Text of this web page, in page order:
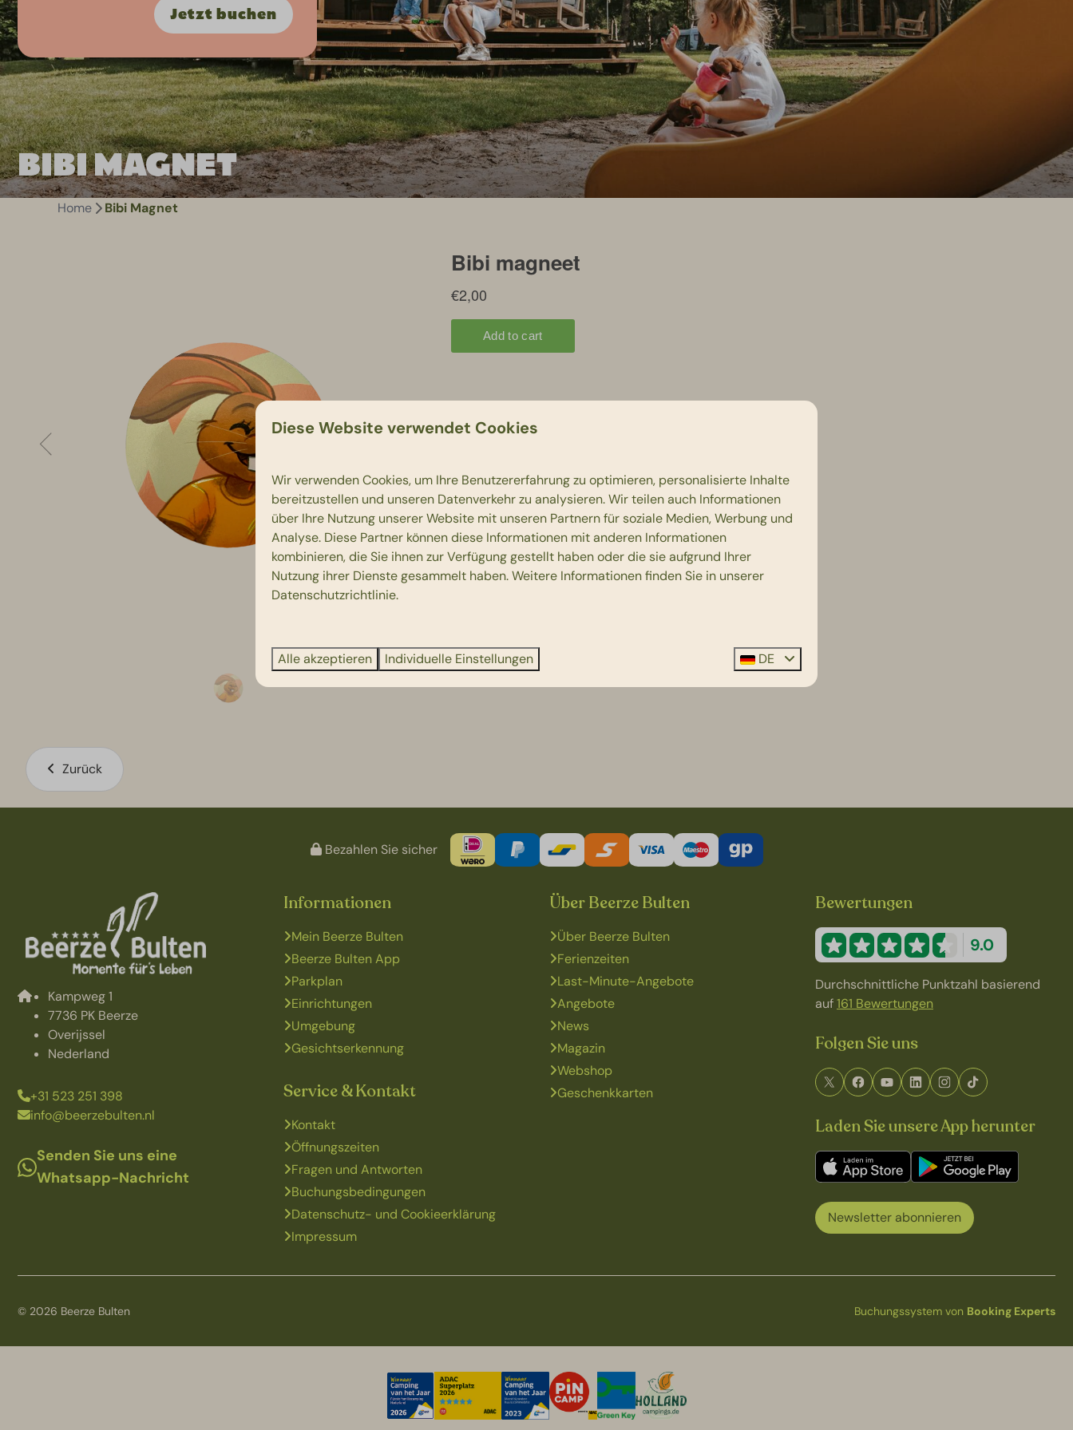
Reservieren
Jetzt buchen
BIBI MAGNET
Home Bibi Magnet
Zurück
Bezahlen Sie sicher
Kampweg 1
7736 PK Beerze
Overijssel
Nederland
+31 523 251 398
info@beerzebulten.nl
Senden Sie uns eine
Whatsapp-Nachricht
Informationen
Mein Beerze Bulten
Beerze Bulten App
Parkplan
Einrichtungen
Umgebung
Gesichtserkennung
Service & Kontakt
Kontakt
Öffnungszeiten
Fragen und Antworten
Buchungsbedingungen
Datenschutz- und Cookieerklärung
Impressum
Über Beerze Bulten
Über Beerze Bulten
Ferienzeiten
Last-Minute-Angebote
Angebote
News
Magazin
Webshop
Geschenkkarten
Bewertungen
9.0
Durchschnittliche Punktzahl basierend
auf161 Bewertungen
Folgen Sie uns
Laden Sie unsere App herunter
Newsletter abonnieren
© 2026 Beerze Bulten Buchungssystem von Booking Experts
Diese Website verwendet Cookies
Wir verwenden Cookies, um Ihre Benutzererfahrung zu optimieren, personalisierte Inhalte
bereitzustellen und unseren Datenverkehr zu analysieren. Wir teilen auch Informationen
über Ihre Nutzung unserer Website mit unseren Partnern für soziale Medien, Werbung und
Analyse. Diese Partner können diese Informationen mit anderen Informationen
kombinieren, die Sie ihnen zur Verfügung gestellt haben oder die sie aufgrund Ihrer
Nutzung ihrer Dienste gesammelt haben. Weitere Informationen finden Sie in unserer
Datenschutzrichtlinie.
Alle akzeptieren Individuelle Einstellungen DE